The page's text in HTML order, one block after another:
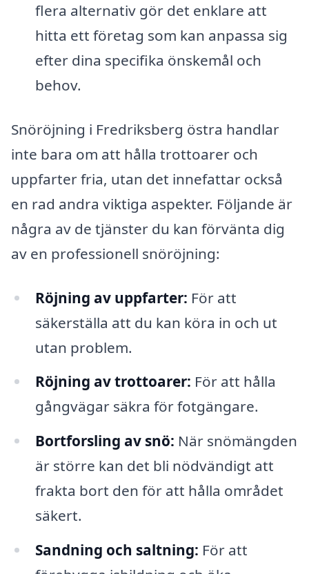
flera alternativ gör det enklare att
hitta ett företag som kan anpassa sig
efter dina specifika önskemål och
behov.
Snöröjning i Fredriksberg östra handlar
inte bara om att hålla trottoarer och
uppfarter fria, utan det innefattar också
en rad andra viktiga aspekter. Följande är
några av de tjänster du kan förvänta dig
av en professionell snöröjning:
Röjning av uppfarter: För att
säkerställa att du kan köra in och ut
utan problem.
Röjning av trottoarer: För att hålla
gångvägar säkra för fotgängare.
Bortforsling av snö: När snömängden
är större kan det bli nödvändigt att
frakta bort den för att hålla området
säkert.
Sandning och saltning: För att